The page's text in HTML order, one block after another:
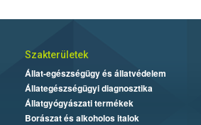
Szakterületek
Állat-egészségügy és állatvédelem
Állategészségügyi diagnosztika
Állatgyógyászati termékek
Borászat és alkoholos italok